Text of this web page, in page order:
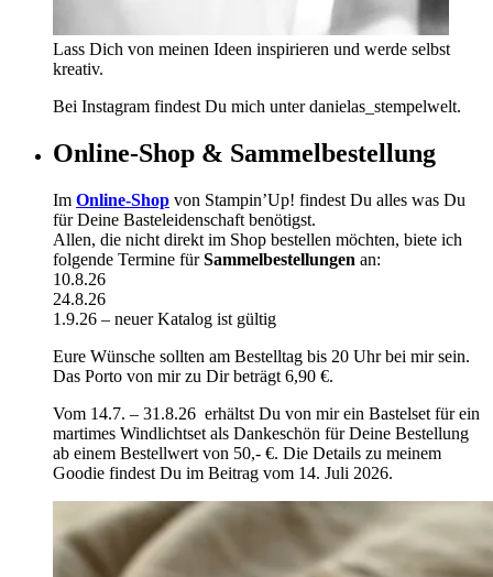
Lass Dich von meinen Ideen inspirieren und werde selbst
kreativ.
Bei Instagram findest Du mich unter danielas_stempelwelt.
Online-Shop & Sammelbestellung
Im Online-Shop von Stampin’Up! findest Du alles was Du
für Deine Basteleidenschaft benötigst.
Allen, die nicht direkt im Shop bestellen möchten, biete ich
folgende Termine fürSammelbestellungen an:
10.8.26
24.8.26
1.9.26 – neuer Katalog ist gültig
Eure Wünsche sollten am Bestelltag bis 20 Uhr bei mir sein.
Das Porto von mir zu Dir beträgt 6,90 €.
Vom 14.7. – 31.8.26 erhältst Du von mir ein Bastelset für ein
martimes Windlichtset als Dankeschön für Deine Bestellung
ab einem Bestellwert von 50,- €. Die Details zu meinem
Goodie findest Du im Beitrag vom 14. Juli 2026.